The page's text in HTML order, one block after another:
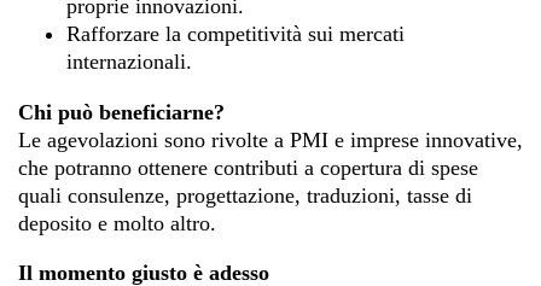
proprie innovazioni.
Rafforzare la competitività sui mercati
internazionali.
Chi può beneficiarne?
Le agevolazioni sono rivolte a PMI e imprese innovative,
che potranno ottenere contributi a copertura di spese
quali consulenze, progettazione, traduzioni, tasse di
deposito e molto altro.
Il momento giusto è adesso